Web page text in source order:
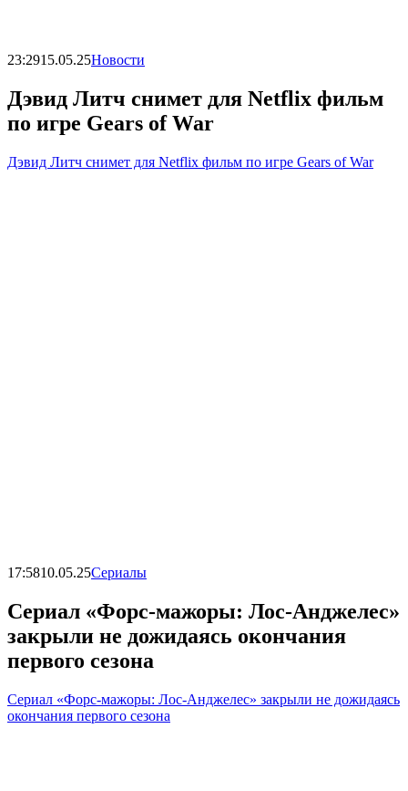
23:2915.05.25Новости
Дэвид Литч снимет для Netflix фильм
по игре Gears of War
Дэвид Литч снимет для Netflix фильм по игре Gears of War
17:5810.05.25Сериалы
Сериал «Форс-мажоры: Лос-Анджелес»
закрыли не дожидаясь окончания
первого сезона
Сериал «Форс-мажоры: Лос-Анджелес» закрыли не дожидаясь
окончания первого сезона